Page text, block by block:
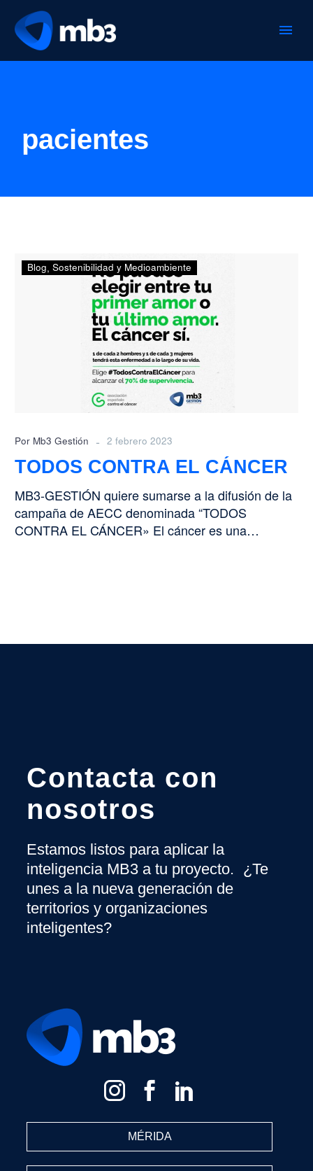
pacientes
TODOS
CONTRA
EL
CÁNCER
Blog Sostenibilidad y Medioambiente
Por Mb3 Gestión - 2 febrero 2023
TODOS CONTRA EL CÁNCER
MB3-GESTIÓN quiere sumarse a la difusión de la
campaña de AECC denominada “TODOS
CONTRA EL CÁNCER» El cáncer es una…
Contacta con
nosotros
Estamos listos para aplicar la
inteligencia MB3 a tu proyecto. ¿Te
unes a la nueva generación de
territorios y organizaciones
inteligentes?
MÉRIDA